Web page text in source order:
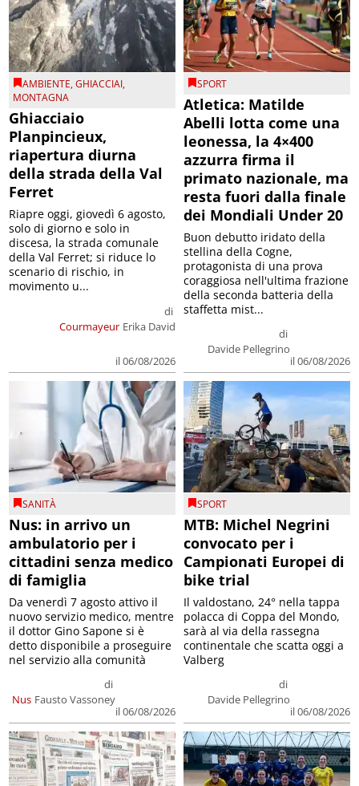
AMBIENTE,GHIACCIAI,
MONTAGNA
Ghiacciaio
Planpincieux,
riapertura diurna
della strada della Val
Ferret
Courmayeur
di
Erika David
il 06/08/2026
Riapre oggi, giovedì 6 agosto,
solo di giorno e solo in
discesa, la strada comunale
della Val Ferret; si riduce lo
scenario di rischio, in
movimento u...
SPORT
Atletica: Matilde
Abelli lotta come una
leonessa, la 4×400
azzurra firma il
primato nazionale, ma
resta fuori dalla finale
dei Mondiali Under 20
di
Davide Pellegrino
il 06/08/2026
Buon debutto iridato della
stellina della Cogne,
protagonista di una prova
coraggiosa nell'ultima frazione
della seconda batteria della
staffetta mist...
SANITÀ
Nus: in arrivo un
ambulatorio per i
cittadini senza medico
di famiglia
Nus
di
Fausto Vassoney
il 06/08/2026
Da venerdì 7 agosto attivo il
nuovo servizio medico, mentre
il dottor Gino Sapone si è
detto disponibile a proseguire
nel servizio alla comunità
SPORT
MTB: Michel Negrini
convocato per i
Campionati Europei di
bike trial
di
Davide Pellegrino
il 06/08/2026
Il valdostano, 24° nella tappa
polacca di Coppa del Mondo,
sarà al via della rassegna
continentale che scatta oggi a
Valberg